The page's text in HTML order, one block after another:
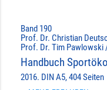
Band 190
Prof. Dr. Christian
Prof. Dr. Tim Pawlowski
Handbuch
2016. DIN A5, 404 Seiten